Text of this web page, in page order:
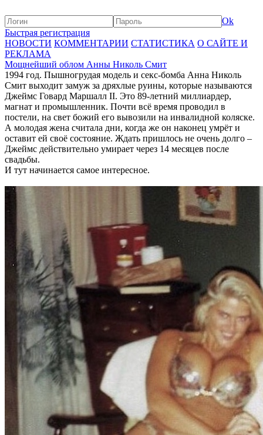
Ok
Быстрая регистрация
НОВОСТИ КОММЕНТАРИИ СТАТИСТИКА О САЙТЕ И
РЕКЛАМА
Мощнейший облом Анны Николь Смит
1994 год. Пышногрудая модель и секс-бомба Анна Николь
Смит выходит замуж за дряхлые руины, которые называются
Джеймс Говард Маршалл II. Это 89-летний миллиардер,
магнат и промышленник. Почти всё время проводил в
постели, на свет божий его вывозили на инвалидной коляске.
А молодая жена считала дни, когда же он наконец умрёт и
оставит ей своё состояние. Ждать пришлось не очень долго –
Джеймс действительно умирает через 14 месяцев после
свадьбы.
И тут начинается самое интересное.